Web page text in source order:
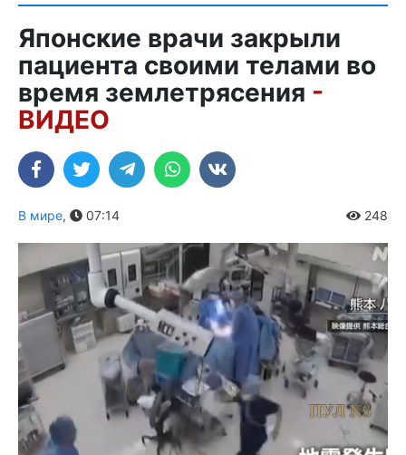
Японские врачи закрыли
пациента своими телами во
время землетрясения -
ВИДЕО
В мире, 07:14 248